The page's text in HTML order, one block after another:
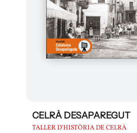
CELRÀ DESAPAREGUT
TALLER D'HISTÒRIA DE CELRÀ